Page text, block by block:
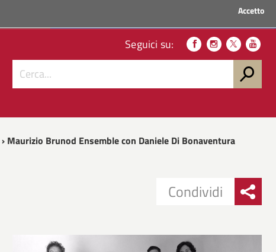
Accetto
Seguici su:
› Maurizio Brunod Ensemble con Daniele Di Bonaventura
Condividi